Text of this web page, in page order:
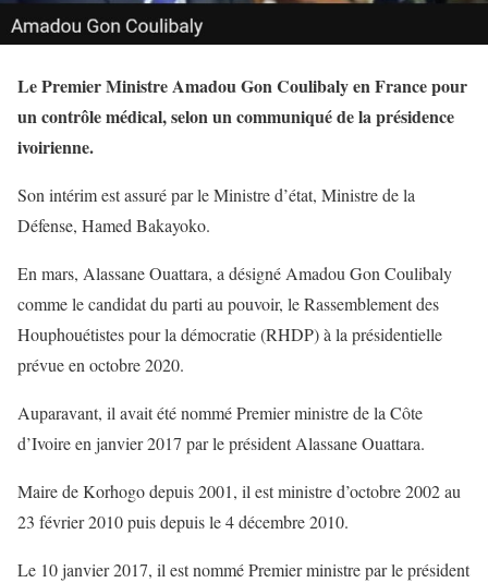
Le Premier Ministre Amadou Gon Coulibaly en France pour
un contrôle médical, selon un communiqué de la présidence
ivoirienne.
Son intérim est assuré par le Ministre d’état, Ministre de la
Défense, Hamed Bakayoko.
En mars, Alassane Ouattara, a désigné Amadou Gon Coulibaly
comme le candidat du parti au pouvoir, le Rassemblement des
Houphouétistes pour la démocratie (RHDP) à la présidentielle
prévue en octobre 2020.
Auparavant, il avait été nommé Premier ministre de la Côte
d’Ivoire en janvier 2017 par le président Alassane Ouattara.
Maire de Korhogo depuis 2001, il est ministre d’octobre 2002 au
23 février 2010 puis depuis le 4 décembre 2010.
Le 10 janvier 2017, il est nommé Premier ministre par le président